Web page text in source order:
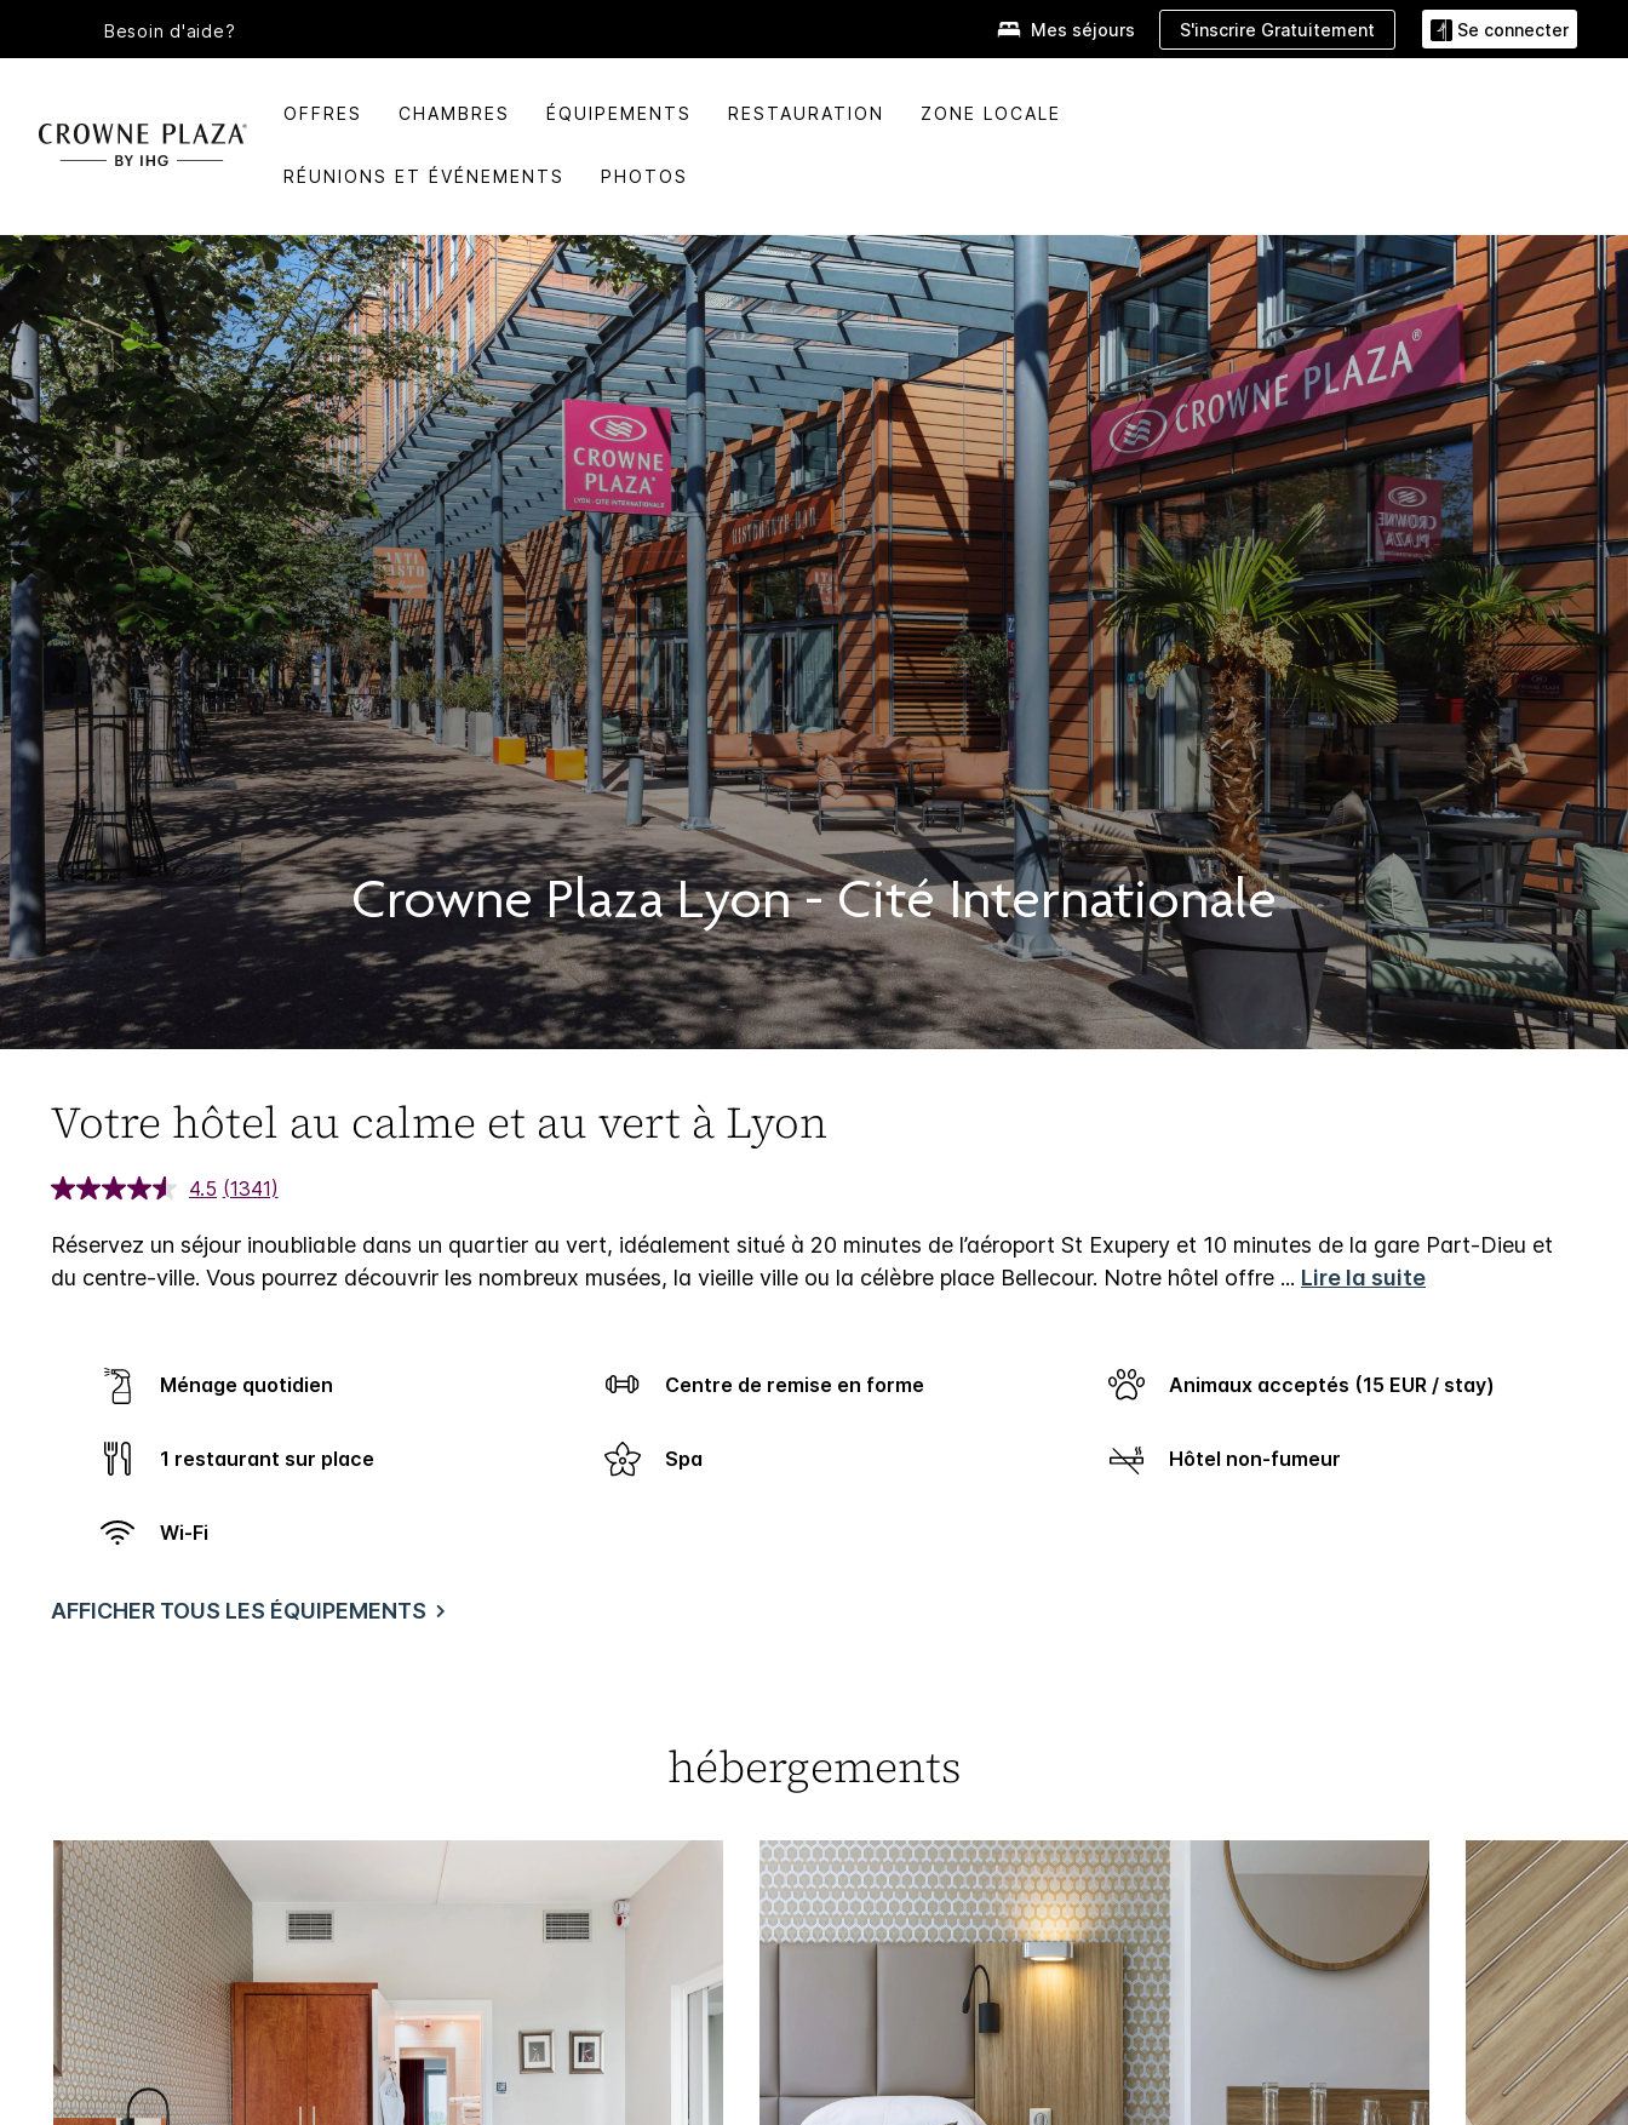
Besoin d'aide? Mes séjours S'inscrire Gratuitement Se connecter
OFFRES CHAMBRES ÉQUIPEMENTS RESTAURATION ZONE LOCALE
RÉUNIONS ET ÉVÉNEMENTS PHOTOS
Crowne Plaza Lyon - Cité Internationale
Votre hôtel au calme et au vert à Lyon
4.5 (1341)
Réservez un séjour inoubliable dans un quartier au vert, idéalement situé à 20 minutes de l’aéroport St Exupery et 10 minutes de la gare Part-Dieu et
du centre-ville. Vous pourrez découvrir les nombreux musées, la vieille ville ou la célèbre place Bellecour. Notre hôtel offre ... Lire la suite
Ménage quotidien Centre de remise en forme Animaux acceptés (15 EUR / stay)
1 restaurant sur place Spa Hôtel non-fumeur
Wi-Fi
AFFICHER TOUS LES ÉQUIPEMENTS
hébergements